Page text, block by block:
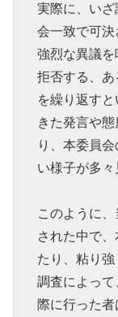
実際に、い
会一致で可
強烈な異議
拒否する、
を繰り返す
きた発言や
り、本委員
い様子が多々
このように
された中で
たり、粘り
調査によっ
際に行った